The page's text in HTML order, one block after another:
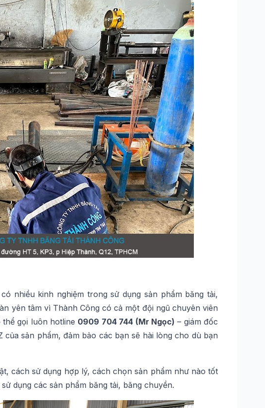
nhiều kinh nghiệm trong sử dụng sản phẩm băng tải,
yên tâm vì Thành Công có cả một đội ngũ chuyên viên
gọi luôn hotline 0909 704 744 (Mr Ngọc) – giám đốc
sản phẩm, đảm bảo các bạn sẽ hài lòng cho dù bạn
cách sử dụng hợp lý, cách chọn sản phẩm như nào tốt
dụng các sản phẩm băng tải, băng chuyền.